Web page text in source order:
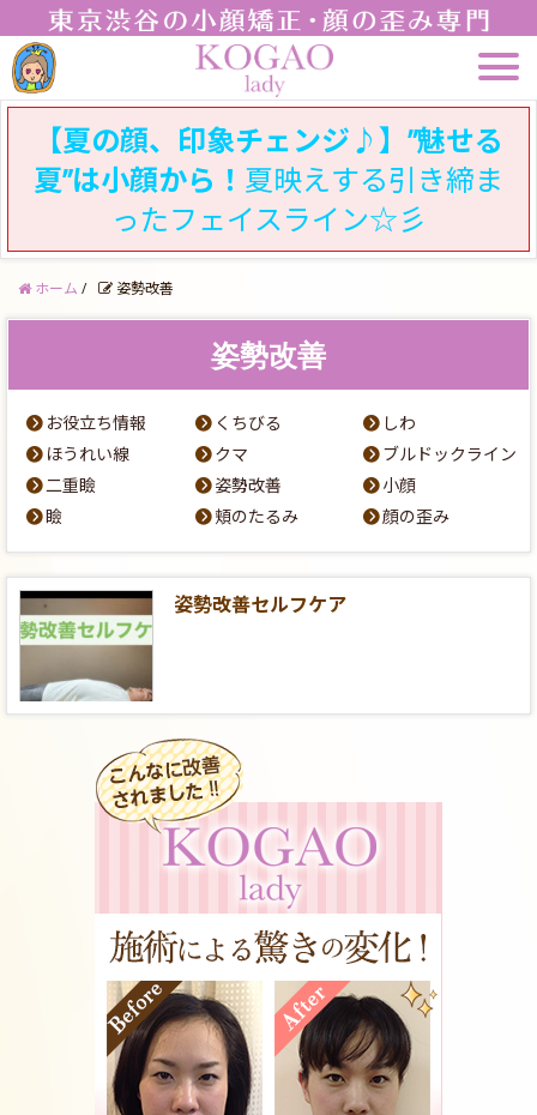
【夏の顔、印象チェンジ♪】”魅せる
夏”は小顔から！ 夏映えする引き締ま
ったフェイスライン☆彡
ホーム / 姿勢改善
姿勢改善
お役立ち情報 くちびる
しわ
ほうれい線
クマ
ブルドックライン
二重瞼
姿勢改善
小顔
瞼
頬のたるみ 顔の歪み
姿勢改善セルフケア